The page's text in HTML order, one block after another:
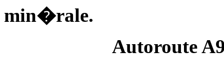
min�rale.
Autoroute